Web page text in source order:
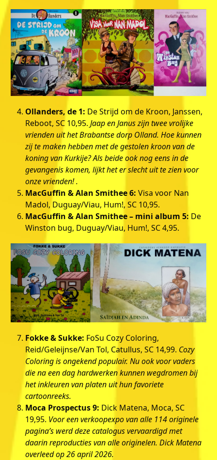
Ollanders, de 1: De Strijd om de Kroon, Janssen,
Reboot, SC 10,95.Jaap en Janus zijn twee vrolijke
vrienden uit het Brabantse dorp Olland. Hoe kunnen
zij te maken hebben met de gestolen kroon van de
koning van Kurkije? Als beide ook nog eens in de
gevangenis komen, lijkt het er slecht uit te zien voor
onze vrienden! .
MacGuffin & Alan Smithee 6: Visa voor Nan
Madol, Duguay/Viau, Hum!, SC 10,95.
MacGuffin & Alan Smithee – mini album 5: De
Winston bug, Duguay/Viau, Hum!, SC 4,95.
Fokke & Sukke: FoSu Cozy Coloring,
Reid/Geleijnse/Van Tol, Catullus, SC 14,99. Cozy
Coloring is ongekend populair. Nu ook voor vaders
die na een dag hardwerken kunnen wegdromen bij
het inkleuren van platen uit hun favoriete
cartoonreeks.
Moca Prospectus 9: Dick Matena, Moca, SC
19,95. Voor een verkoopexpo van alle 114 originele
pagina’s werd deze catalogus vervaardigd met
daarin reproducties van alle originelen. Dick Matena
overleed op 26 april 2026.